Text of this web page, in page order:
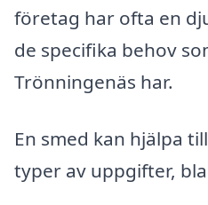
företag har ofta en
de specifika behov
Trönningenäs har.
En smed kan hjälpa
typer av uppgifter,